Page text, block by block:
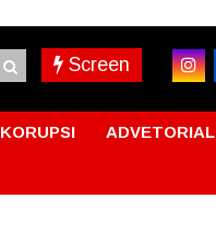
Screen
KORUPSI ADVETORIAL